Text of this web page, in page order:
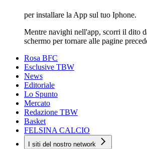
per installare la App sul tuo Iphone.
Mentre navighi nell'app, scorri il dito
schermo per tornare alle pagine
Rosa BFC
Esclusive TBW
News
Editoriale
Lo Spunto
Mercato
Redazione TBW
Basket
FELSINA CALCIO
I siti del nostro network